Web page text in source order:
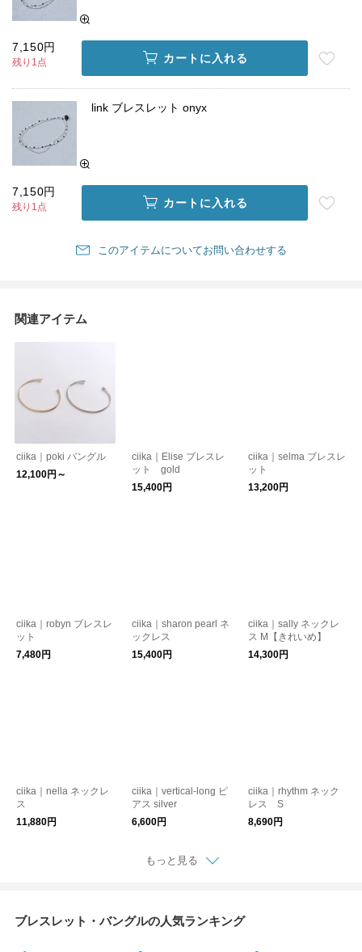
7,150円
残り1点 カートに入れる
link ブレスレット onyx
7,150円
残り1点 カートに入れる
このアイテムについてお問い合わせする
関連アイテム
ciika｜poki バングル
12,100円～
ciika｜Elise ブレスレ
ット gold
15,400円
ciika｜selma ブレスレ
ット
13,200円
ciika｜robyn ブレスレ
ット
7,480円
ciika｜sharon pearl ネ
ックレス
15,400円
ciika｜sally ネックレ
ス M【きれいめ】
14,300円
ciika｜nella ネックレ
ス
11,880円
ciika｜vertical-long ピ
アス silver
6,600円
ciika｜rhythm ネック
レス S
8,690円
もっと見る
ブレスレット・バングルの人気ランキング